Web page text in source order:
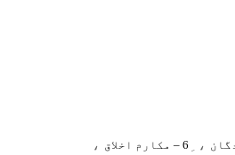
، ِ 6 – مکارم اخلاق
،